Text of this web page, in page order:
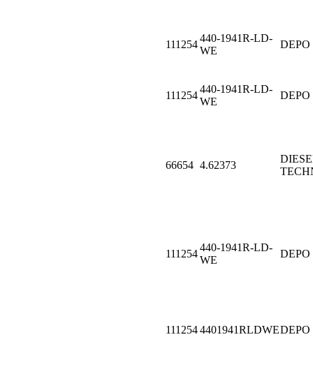
111254
440-1941R-LD-
WE
DEPO
111254
440-1941R-LD-
WE
DEPO
66654 4.62373
111254
440-1941R-LD-
WE
DEPO
1112544401941RLDWEDEPO